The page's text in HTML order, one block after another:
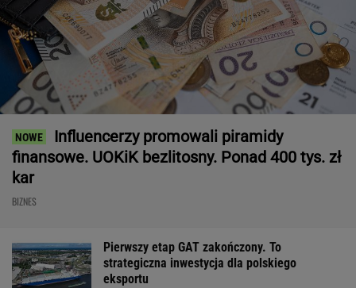
Influencerzy promowali piramidy
finansowe. UOKiK bezlitosny. Ponad 400 tys. zł
kar
BIZNES
Pierwszy etap GAT zakończony. To
strategiczna inwestycja dla polskiego
eksportu